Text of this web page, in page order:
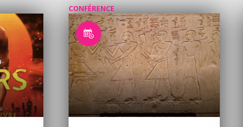
CONFÉRENCE